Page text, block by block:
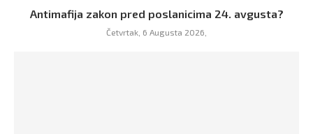
Antimafija zakon pred poslanicima 24. avgusta?
Četvrtak, 6 Augusta 2026,